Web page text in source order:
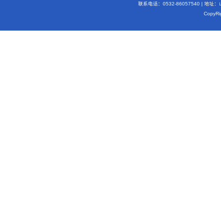
联系电话：0532-86057540 | 地址：